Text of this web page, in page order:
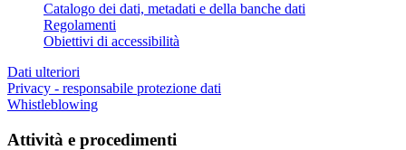
Catalogo dei dati, metadati e della banche dati
Regolamenti
Obiettivi di accessibilità
Dati ulteriori
Privacy - responsabile protezione dati
Whistleblowing
Attività e procedimenti